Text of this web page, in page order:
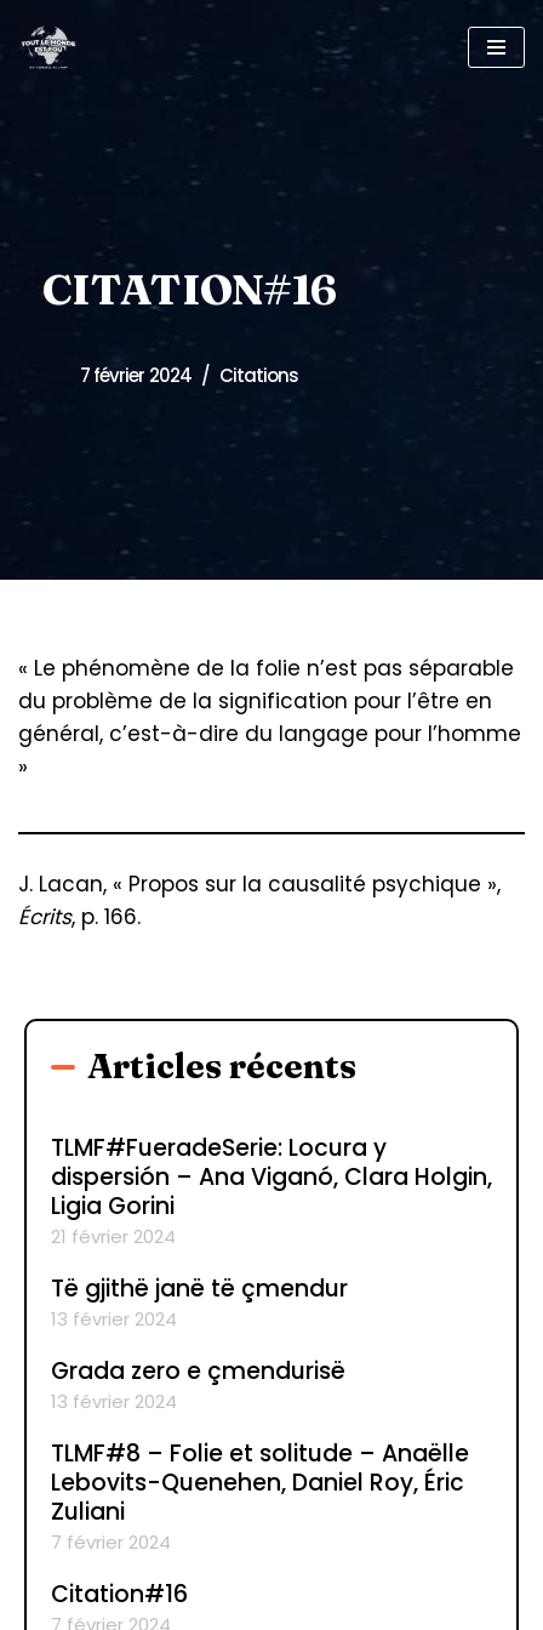
Skip
CITATION#16
7 février 2024 Citations
« Le phénomène de la folie n’est pas séparable
du problème de la signification pour l’être en
général, c’est-à-dire du langage pour l’homme
»
J. Lacan, « Propos sur la causalité psychique »,
Écrits, p. 166.
Articles récents
TLMF#FueradeSerie: Locura y
dispersión – Ana Viganó, Clara Holgin,
Ligia Gorini
21 février 2024
Të gjithë janë të çmendur
13 février 2024
Grada zero e çmendurisë
13 février 2024
TLMF#8 – Folie et solitude – Anaëlle
Lebovits-Quenehen, Daniel Roy, Éric
Zuliani
7 février 2024
Citation#16
7 février 2024